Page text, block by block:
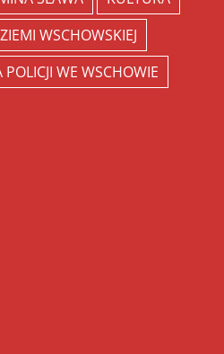
WSCHOWSKIEJ
WE WSCHOWIE